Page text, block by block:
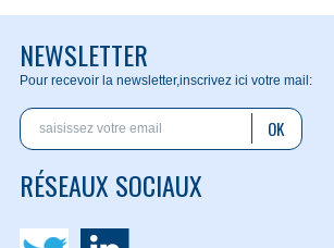
NEWSLETTER
Pour recevoir la newsletter,inscrivez ici votre mail:
OK
RÉSEAUX SOCIAUX